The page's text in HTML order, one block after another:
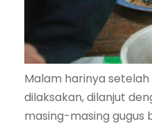
Malam harinya
dilaksakan, dilanjut
masing-masing gugus